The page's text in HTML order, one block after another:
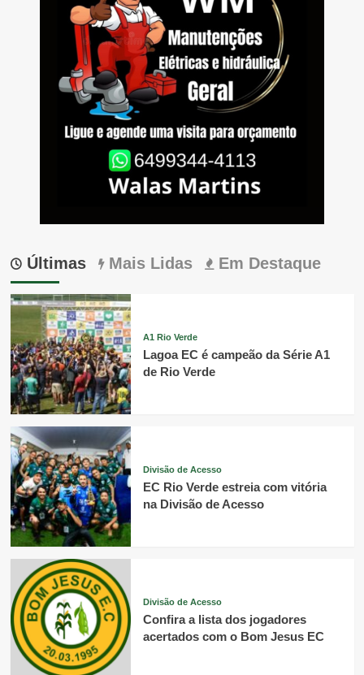
Últimas Mais Lidas Em Destaque
A1 Rio Verde
Lagoa EC é campeão da Série A1
de Rio Verde
Divisão de Acesso
EC Rio Verde estreia com vitória
na Divisão de Acesso
Divisão de Acesso
Confira a lista dos jogadores
acertados com o Bom Jesus EC